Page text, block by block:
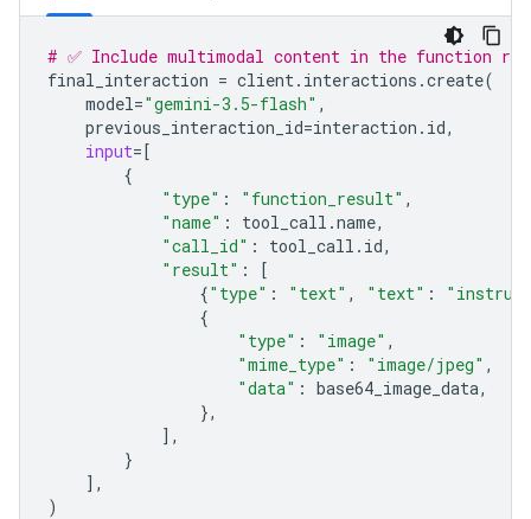
# ✅ Include multimodal content in the function
final_interaction = client. interactions .create(
model="gemini-3.5-flash" ,
previous_interaction_id=interaction . id,
input=[
{
"type" : "function_result" ,
"name" : tool_call .name,
"call_id" : tool_call . id,
"result" :
[
{"type" : "text" , "text" :
{
"type" : "image" ,
"mime_type" : "image/jpeg" ,
"data" : base64_image_data,
},
],
}
],
)